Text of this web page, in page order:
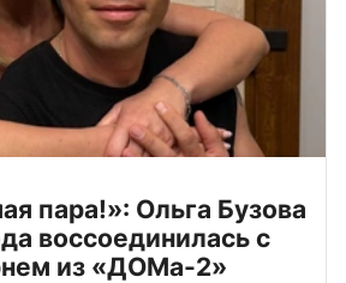
пара!»: Ольга Бузова
воссоединилась с
из «ДОМа-2»